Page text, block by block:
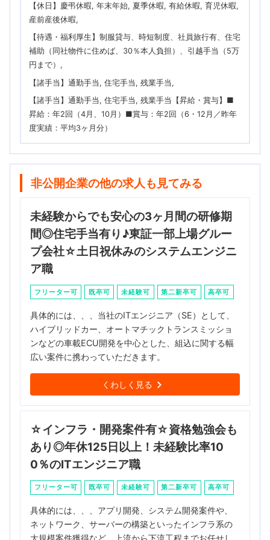
【休日】慶弔休暇, 年末年始, 夏季休暇, 有給休暇, 育児休暇,
産前産後休暇
【待遇・福利厚生】制服貸与、時短制度、社員旅行有、住宅
補助（同社物件に住めば、30％本人負担）、引越手当（5万
円まで）
【諸手当】通勤手当, 住宅手当, 残業手当
【諸手当】通勤手当, 住宅手当, 残業手当【昇給・賞与】■
昇給：年2回（4月、10月）■賞与：年2回（6・12月／昨年
度実績：平均3ヶ月分）
非公開企業の他の求人も見てみる
未経験からでも安心の3ヶ月間の研修期
間◎住宅手当有り♪東証一部上場グルー
プ会社☆土日祝休みのシステムエンジニ
ア職
フリーター可 既卒可 未経験可 第二新卒可 高卒可
具体的には、、、当社のITエンジニア（SE）として、
ハイブリッドカー、オートマチックトランスミッショ
ンなどの車載ECU開発を中心とした、組込に関する幅
広い案件に携わっていただきます。
くわしく見る
☆インフラ・開発案件有☆資格勉強会も
あり◎年休125日以上！未経験比率10
0％のITエンジニア職
フリーター可 既卒可 未経験可 第二新卒可 高卒可
具体的には、、、アプリ開発、システム開発案件や、
ネットワーク、サーバーの構築といったインフラ系の